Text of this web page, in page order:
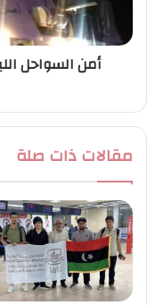
مقالات ذات صلة